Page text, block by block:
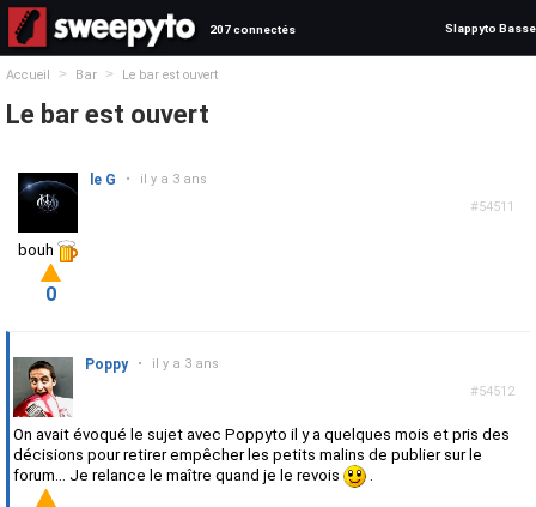
207 connectés Slappyto Basse
Accueil > Bar > Le bar est ouvert
Le bar est ouvert
#54511
le G • il y a 3 ans
bouh
0
#54512
Poppy • il y a 3 ans
On avait évoqué le sujet avec Poppyto il y a quelques mois et pris des
décisions pour retirer empêcher les petits malins de publier sur le
forum... Je relance le maître quand je le revois
.